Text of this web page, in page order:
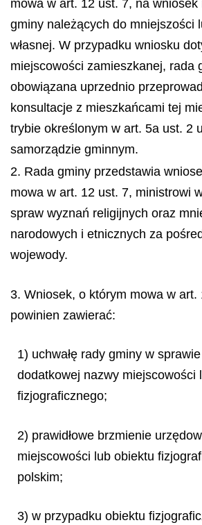
mowa w art. 12 ust. 7, na
gminy należących do mniejszości
własnej. W przypadku wniosku
miejscowości zamieszkanej, rada
obowiązana uprzednio
konsultacje z mieszkańcami tej
trybie określonym w art. 5a ust. 2
samorządzie gminnym.
2. Rada gminy przedstawia
mowa w art. 12 ust. 7, ministrowi
spraw wyznań religijnych oraz
narodowych i etnicznych za
wojewody.
3. Wniosek, o którym mowa w art.
powinien zawierać:
1) uchwałę rady gminy w
dodatkowej nazwy miejscowości
fizjograficznego;
2) prawidłowe brzmienie
miejscowości lub obiektu
polskim;
3) w przypadku obiektu